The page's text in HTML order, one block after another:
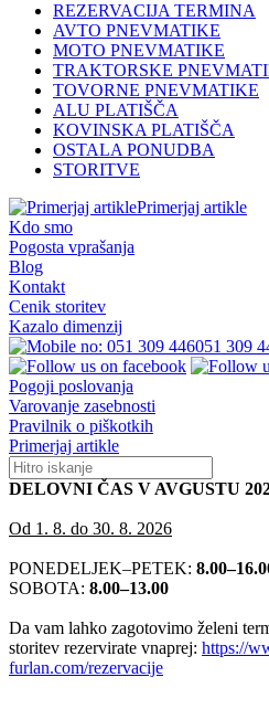
REZERVACIJA TERMINA
AVTO PNEVMATIKE
MOTO PNEVMATIKE
TRAKTORSKE
TOVORNE PNEVMATIKE
ALU PLATIŠČA
KOVINSKA PLATIŠČA
OSTALA PONUDBA
STORITVE
Primerjaj artikle
Kdo smo
Pogosta vprašanja
Blog
Kontakt
Cenik storitev
Kazalo dimenzij
051 309
Pogoji poslovanja
Varovanje zasebnosti
Pravilnik o piškotkih
Primerjaj artikle
DELOVNI ČAS V AVGUSTU
Od 1. 8. do 30. 8. 2026
PONEDELJEK–PETEK:
SOBOTA: 8.00–13.00
Da vam lahko zagotovimo želeni
storitev rezervirate vnaprej: https://
furlan.com/rezervacije